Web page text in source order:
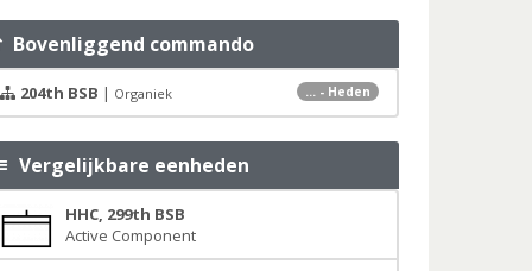
Bovenliggend commando
... - Heden
204th BSB | Organiek
Vergelijkbare eenheden
HHC, 299th BSB
Active Component